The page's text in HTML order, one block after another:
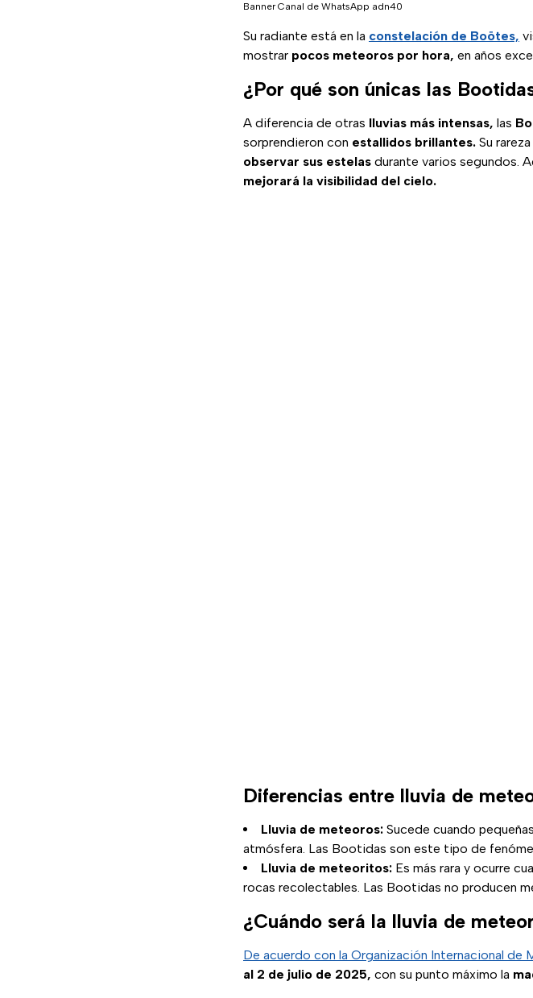
Banner Canal de WhatsApp adn40
Su radiante está en la constelación de Boötes,
mostrar pocos meteoros por hora, en años
¿Por qué son únicas las
A diferencia de otras lluvias más intensas, las
sorprendieron con estallidos brillantes. Su
observar sus estelas durante varios segundos.
mejorará la visibilidad del cielo.
Diferencias entre lluvia de
Lluvia de meteoros: Sucede cuando
atmósfera. Las Bootidas son este tipo de
Lluvia de meteoritos: Es más rara y ocurre
rocas recolectables. Las Bootidas no producen
¿Cuándo será la lluvia de
De acuerdo con la Organización Internacional de
al 2 de julio de 2025, con su punto máximo la